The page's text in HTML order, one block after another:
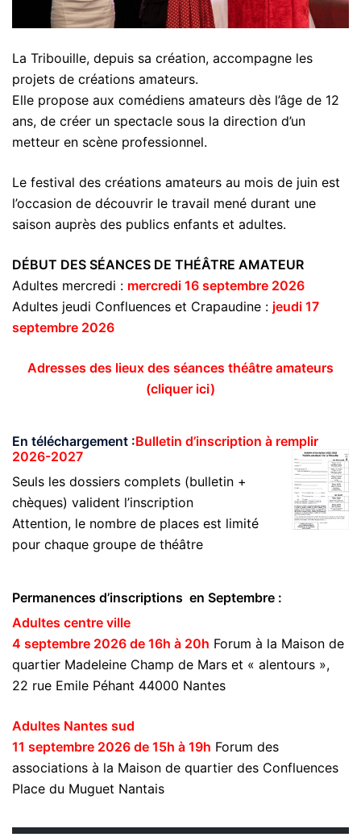
La Tribouille, depuis sa création, accompagne les
projets de créations amateurs.
Elle propose aux comédiens amateurs dès l’âge de 12
ans, de créer un spectacle sous la direction d’un
metteur en scène professionnel.
Le festival des créations amateurs au mois de juin est
l’occasion de découvrir le travail mené durant une
saison auprès des publics enfants et adultes.
DÉBUT DES SÉANCES DE THÉÂTRE AMATEUR
Adultes mercredi : mercredi 16 septembre 2026
Adultes jeudi Confluences et Crapaudine : jeudi 17
septembre 2026
Adresses des lieux des séances théâtre amateurs
(cliquer ici)
En téléchargement :Bulletin d’inscription à remplir
2026-2027
Seuls les dossiers complets (bulletin +
chèques) valident l’inscription
Attention, le nombre de places est limité
pour chaque groupe de théâtre
Permanences d’inscriptions en Septembre :
Adultes centre ville
4 septembre 2026 de 16h à 20h Forum à la Maison de
quartier Madeleine Champ de Mars et « alentours »,
22 rue Emile Péhant 44000 Nantes
Adultes Nantes sud
11 septembre 2026 de 15h à 19h Forum des
associations à la Maison de quartier des Confluences
Place du Muguet Nantais